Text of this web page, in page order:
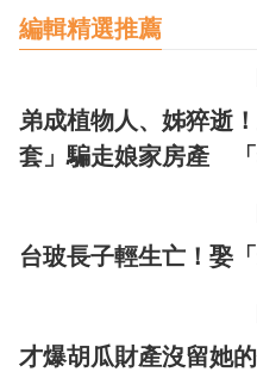
編輯精選推薦
弟成植物人、姊猝逝
套」騙走娘家房產
台玻長子輕生亡！娶
才爆胡瓜財產沒留她